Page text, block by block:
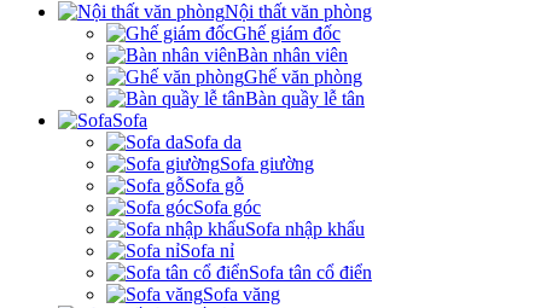
Nội thất văn phòng
Ghế giám đốc
Bàn nhân viên
Ghế văn phòng
Bàn quầy lễ tân
Sofa
Sofa da
Sofa giường
Sofa gỗ
Sofa góc
Sofa nhập khẩu
Sofa nỉ
Sofa tân cổ điển
Sofa văng